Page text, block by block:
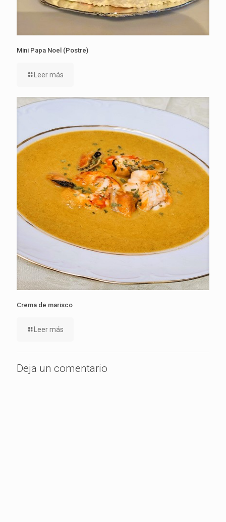
Mini Papa Noel (Postre)
Leer más
Crema de marisco
Leer más
Deja un comentario